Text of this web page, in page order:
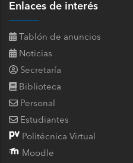
Enlaces de interés
Tablón de anuncios
Noticias
Secretaría
Biblioteca
Personal
Estudiantes
Politécnica Virtual
Moodle